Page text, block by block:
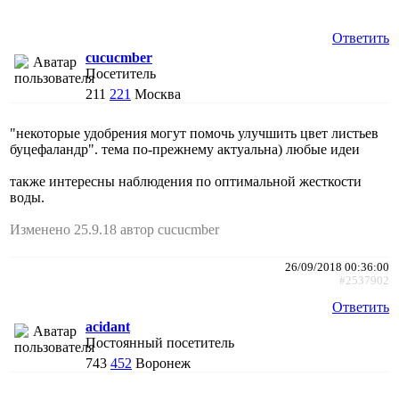
Ответить
cucucmber
Посетитель
211 221 Москва
"некоторые удобрения могут помочь улучшить цвет листьев
буцефаландр". тема по-прежнему актуальна) любые идеи
также интересны наблюдения по оптимальной жесткости
воды.
Изменено 25.9.18 автор cucucmber
26/09/2018 00:36:00
#2537902
Ответить
acidant
Постоянный посетитель
743 452 Воронеж